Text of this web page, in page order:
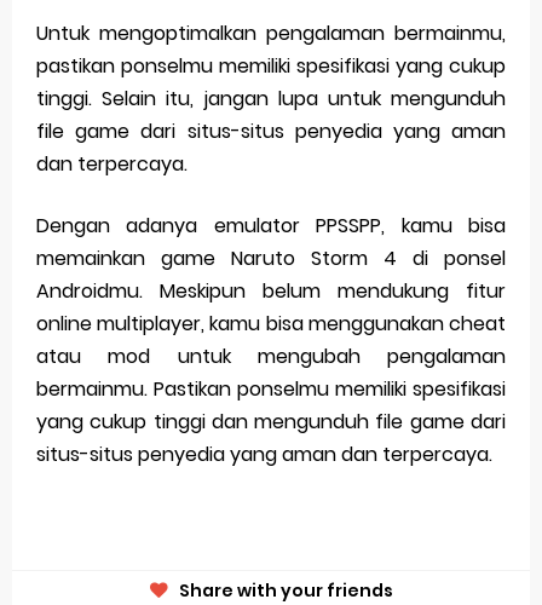
Untuk mengoptimalkan pengalaman bermainmu,
pastikan ponselmu memiliki spesifikasi yang cukup
tinggi. Selain itu, jangan lupa untuk mengunduh
file game dari situs-situs penyedia yang aman
dan terpercaya.
Dengan adanya emulator PPSSPP, kamu bisa
memainkan game Naruto Storm 4 di ponsel
Androidmu. Meskipun belum mendukung fitur
online multiplayer, kamu bisa menggunakan cheat
atau mod untuk mengubah pengalaman
bermainmu. Pastikan ponselmu memiliki spesifikasi
yang cukup tinggi dan mengunduh file game dari
situs-situs penyedia yang aman dan terpercaya.
Share with your friends